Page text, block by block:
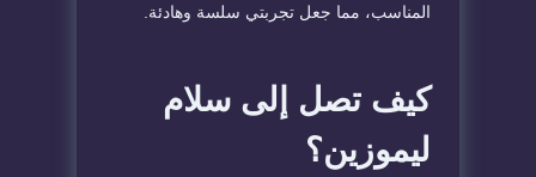
المناسب، مما جعل تجربتي سلسة وهادئة.
كيف تصل إلى سلام
ليموزين؟